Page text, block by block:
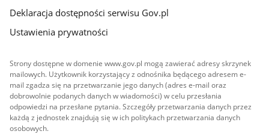
Deklaracja dostępności serwisu Gov.pl
Ustawienia prywatności
Strony dostępne w domenie www.gov.pl mogą zawierać adresy skrzynek
mailowych. Użytkownik korzystający z odnośnika będącego adresem e-
mail zgadza się na przetwarzanie jego danych (adres e-mail oraz
dobrowolnie podanych danych w wiadomości) w celu przesłania
odpowiedzi na przesłane pytania. Szczegóły przetwarzania danych przez
każdą z jednostek znajdują się w ich politykach przetwarzania danych
osobowych.